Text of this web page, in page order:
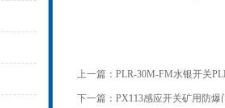
上一篇： PLR-30M-FM水银开关
下一篇： PX113感应开关矿用防爆